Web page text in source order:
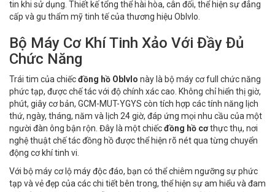
tin khi sử dụng. Thiết kế tổng thể hài hòa, cân đối, thể hiện sự đẳng
cấp và gu thẩm mỹ tinh tế của thương hiệu Oblvlo.
Bộ Máy Cơ Khí Tinh Xảo Với Đầy Đủ
Chức Năng
Trái tim của chiếcđồng hồ Oblvlo này là bộ máy cơ full chức năng
phức tạp, được chế tác với độ chính xác cao. Không chỉ hiển thị giờ,
phút, giây cơ bản, GCM-MUT-YGYS còn tích hợp các tính năng lịch
thứ, ngày, tháng, năm và lịch 24 giờ, đáp ứng mọi nhu cầu của một
người đàn ông bận rộn. Đây là một chiếcđồng hồ cơthực thụ, nơi
nghệ thuật chế tác đồng hồ được thể hiện rõ nét qua từng chuyển
động cơ khí tinh vi.
Với bộ máy cơ lộ máy độc đáo, bạn có thể chiêm ngưỡng sự phức
tạp và vẻ đẹp của các chi tiết bên trong, thể hiện sự am hiểu và đam